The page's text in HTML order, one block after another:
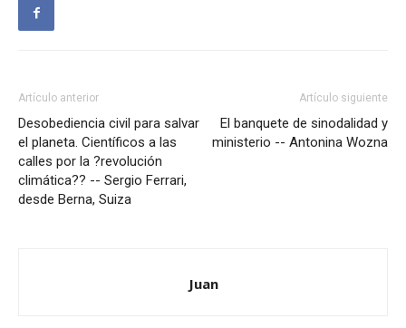
Artículo anterior
Desobediencia civil para salvar
el planeta. Científicos a las
calles por la ?revolución
climática?? -- Sergio Ferrari,
desde Berna, Suiza
Artículo siguiente
El banquete de sinodalidad y
ministerio -- Antonina Wozna
Juan